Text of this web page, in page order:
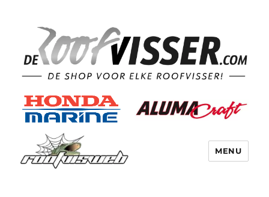
MENU